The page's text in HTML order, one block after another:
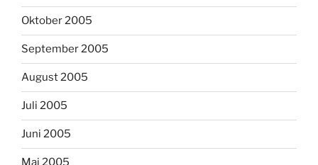
Oktober 2005
September 2005
August 2005
Juli 2005
Juni 2005
Mai 2005